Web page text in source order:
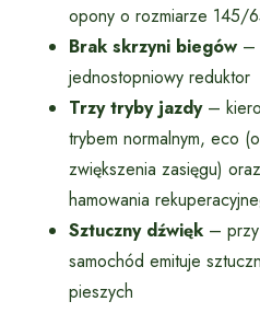
opony o rozmiarze 145/
Brak skrzyni biegów –
jednostopniowy reduktor
Trzy tryby jazdy–
trybem normalnym, eco
zwiększenia zasięgu)
hamowania
Sztuczny dźwięk –
samochód emituje
pieszych